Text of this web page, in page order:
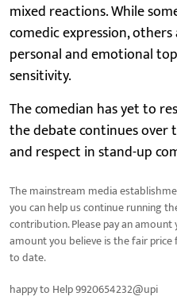
mixed reactions. While
comedic expression,
personal and emotional
sensitivity.
The comedian has yet to
the debate continues over
and respect in stand-up
The mainstream media
you can help us continue running
contribution. Please pay an
amount you believe is the fair
to date.
happy to Help 9920654232@upi